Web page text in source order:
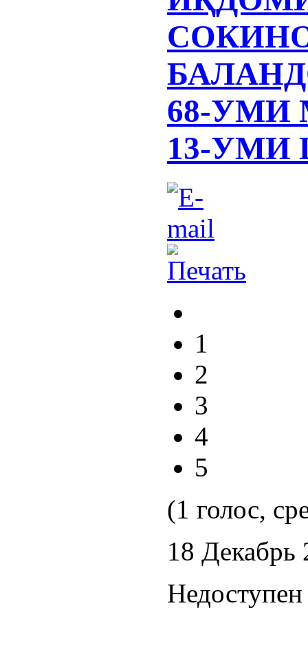
68-
13-
1
2
3
4
5
(1 голос,
18 Декабрь